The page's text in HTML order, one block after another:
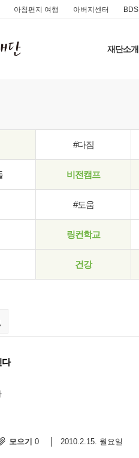
아침편지 여행 아버지센터 BDS
재단소개
#다짐
비전캠프
#도움
링컨학교
건강
다
모으기 0 2010.2.15. 월요일